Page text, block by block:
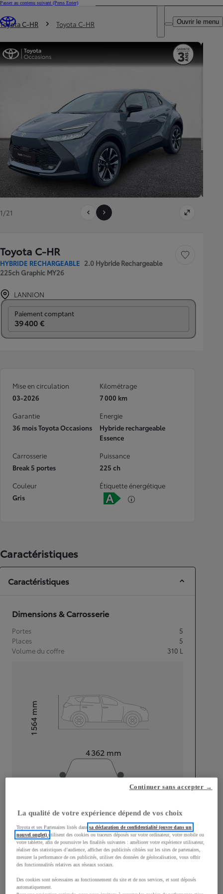
Passer au contenu suivant (Press Enter)
Trouvez un partenaire Toyota
DEALER NAME
Ouvrir le menu
Vous êtes ici
Toyota C-HR Toyota C-HR
1/21
Toyota C-HR
HYBRIDE RECHARGEABLE 2.0 Hybride Rechargeable
225ch Graphic MY26
Sauvegarder le
LANNION
Paiement comptant
39 400 €
Mise en circulation
03-2026
Kilométrage
7 000 km
Garantie
36 mois Toyota Occasions
Energie
Hybride rechargeable
Essence
Carrosserie
Break 5 portes
Puissance
225 ch
Couleur
Gris
Étiquette énergétique
Caractéristiques
Caractéristiques
Dimensions & Carrosserie
Portes
5
Places
5
Volume du coffre
310 L
4 362 mm
Hauteur1 564
mm
1 832mm
Consommation mixte
La qualité de votre expérience dépend de vos choix
Toyota et ses Partenaires listés danssa déclaration de confidentialité (ouvre dans un
nouvel onglet)utilisent des cookies ou traceurs déposés sur votre ordinateur, votre mobile ou
votre tablette, afin de poursuivre les finalités suivantes : améliorer votre expérience utilisateur,
réaliser des statistiques d’audience, afficher des publicités ciblées sur les sites de partenaires,
mesurer la performance de ces publicités, utiliser des données de géolocalisation, vous offrir
des fonctionnalités relatives aux réseaux sociaux.
Des cookies sont nécessaires au fonctionnement du site et de nos services, et sont déposés
automatiquement.
Continuer sans accepter →